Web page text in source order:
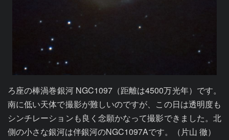
ろ座の棒渦巻銀河 NGC1097（距離は4500万光年）です。
南に低い天体で撮影が難しいのですが、この日は透明度も
シンチレーションも良く念願かなって撮影できました。北
側の小さな銀河は伴銀河のNGC1097Aです。（片山 徹）